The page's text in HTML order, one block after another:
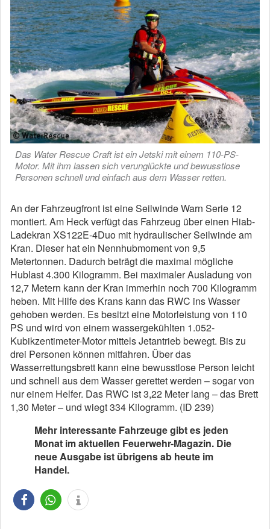
Das Water Rescue Craft ist ein Jetski mit einem 110-PS-
Motor. Mit ihm lassen sich verunglückte und bewusstlose
Personen schnell und einfach aus dem Wasser retten.
An der Fahrzeugfront ist eine Seilwinde Warn Serie 12
montiert. Am Heck verfügt das Fahrzeug über einen Hiab-
Ladekran XS122E-4Duo mit hydraulischer Seilwinde am
Kran. Dieser hat ein Nennhubmoment von 9,5
Metertonnen. Dadurch beträgt die maximal mögliche
Hublast 4.300 Kilogramm. Bei maximaler Ausladung von
12,7 Metern kann der Kran immerhin noch 700 Kilogramm
heben. Mit Hilfe des Krans kann das RWC ins Wasser
gehoben werden. Es besitzt eine Motorleistung von 110
PS und wird von einem wassergekühlten 1.052-
Kubikzentimeter-Motor mittels Jetantrieb bewegt. Bis zu
drei Personen können mitfahren. Über das
Wasserrettungsbrett kann eine bewusstlose Person leicht
und schnell aus dem Wasser gerettet werden – sogar von
nur einem Helfer. Das RWC ist 3,22 Meter lang – das Brett
1,30 Meter – und wiegt 334 Kilogramm. (ID 239)
Mehr interessante Fahrzeuge gibt es jeden
Monat im aktuellen Feuerwehr-Magazin. Die
neue Ausgabe ist übrigens ab heute im
Handel.